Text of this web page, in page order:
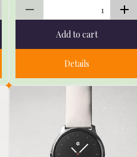
Add to cart
Details